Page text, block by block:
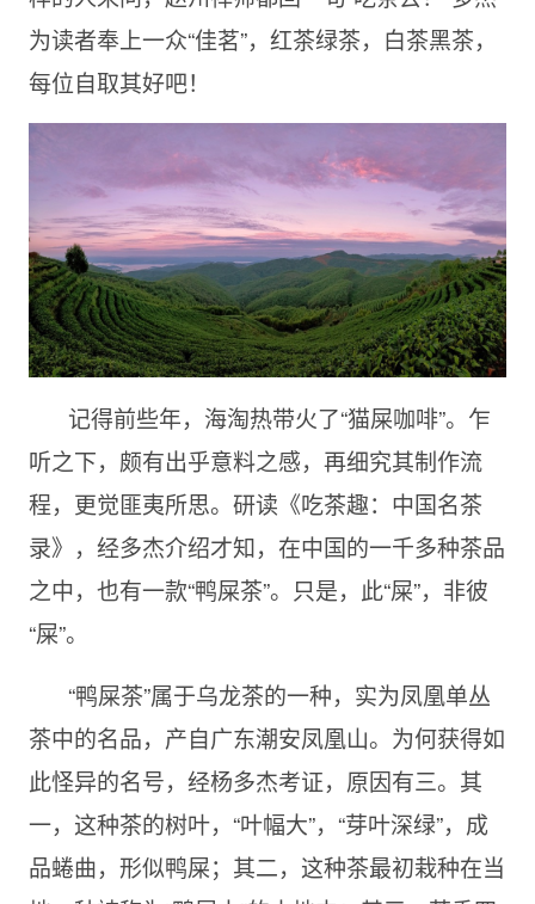
为读者奉上一众“佳茗”，红茶绿茶，白茶黑茶，
每位自取其好吧！
记得前些年，海淘热带火了“猫屎咖啡”。乍
听之下，颇有出乎意料之感，再细究其制作流
程，更觉匪夷所思。研读《吃茶趣：中国名茶
录》，经多杰介绍才知，在中国的一千多种茶品
之中，也有一款“鸭屎茶”。只是，此“屎”，非彼
“屎”。
“鸭屎茶”属于乌龙茶的一种，实为凤凰单丛
茶中的名品，产自广东潮安凤凰山。为何获得如
此怪异的名号，经杨多杰考证，原因有三。其
一，这种茶的树叶，“叶幅大”，“芽叶深绿”，成
品蜷曲，形似鸭屎；其二，这种茶最初栽种在当